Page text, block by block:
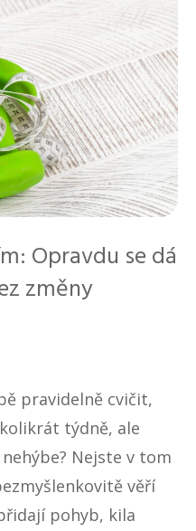
Opravdu se dá
změny
pravidelně cvičit,
týdně, ale
Nejste v tom
věří
pohyb, kila